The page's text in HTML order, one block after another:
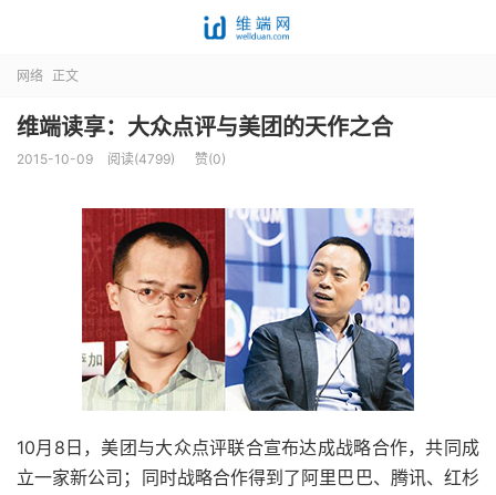
网络 正文
维端读享：大众点评与美团的天作之合
2015-10-09 阅读(4799) 赞(0)
10月8日，美团与大众点评联合宣布达成战略合作，共同成
立一家新公司；同时战略合作得到了阿里巴巴、腾讯、红杉